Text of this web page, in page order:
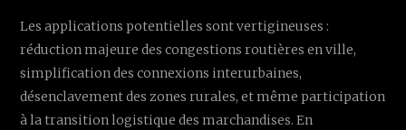
Les applications potentielles sont vertigineuses :
réduction majeure des congestions routières en ville,
simplification des connexions interurbaines,
désenclavement des zones rurales, et même participation
à la transition logistique des marchandises. En